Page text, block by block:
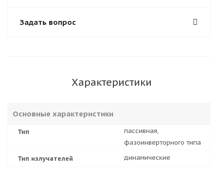
Задать вопрос
Характеристики
Основные характеристики
Тип
пассивная,
фазоинверторного типа
Тип излучателей
динамические